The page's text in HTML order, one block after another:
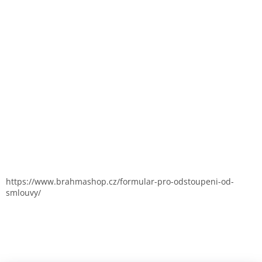
https://www.brahmashop.cz/formular-pro-odstoupeni-od-
smlouvy/